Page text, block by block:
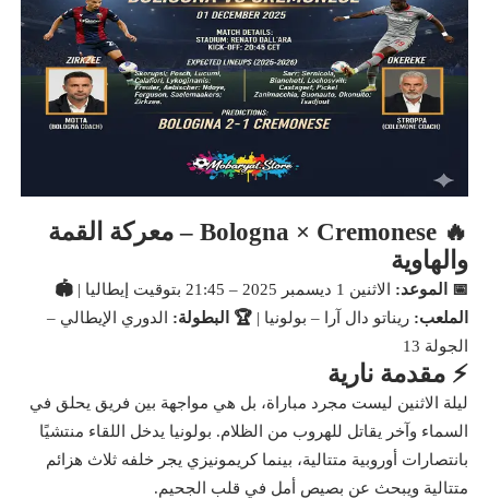
🔥 Bologna × Cremonese – معركة القمة
والهاوية
📅 الموعد: الاثنين 1 ديسمبر 2025 – 21:45 بتوقيت إيطاليا |
🏟️
الملعب: ريناتو دال آرا – بولونيا | 🏆 البطولة: الدوري الإيطالي –
الجولة 13
⚡ مقدمة نارية
ليلة الاثنين ليست مجرد مباراة، بل هي مواجهة بين فريق يحلق في
السماء وآخر يقاتل للهروب من الظلام. بولونيا يدخل اللقاء منتشيًا
بانتصارات أوروبية متتالية، بينما كريمونيزي يجر خلفه ثلاث هزائم
متتالية ويبحث عن بصيص أمل في قلب الجحيم.